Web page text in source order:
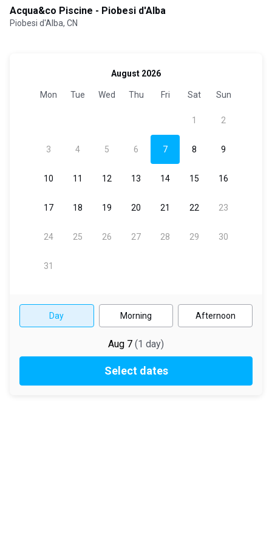
Acqua&co Piscine - Piobesi d'Alba
Piobesi d'Alba, CN
Day Morning Afternoon
Aug 7 (1 day)
Select dates